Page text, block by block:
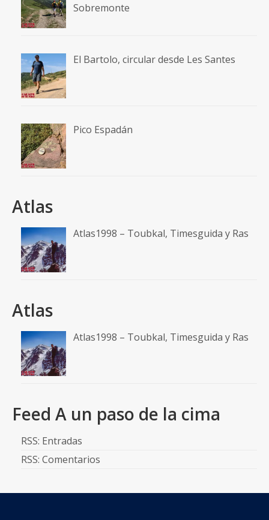
Sobremonte
El Bartolo, circular desde Les Santes
Pico Espadán
Atlas
Atlas1998 – Toubkal, Timesguida y Ras
Atlas
Atlas1998 – Toubkal, Timesguida y Ras
Feed A un paso de la cima
RSS: Entradas
RSS: Comentarios